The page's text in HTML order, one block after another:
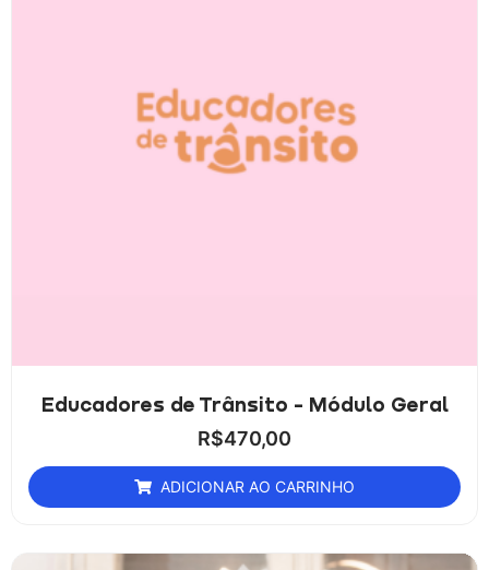
Educadores de Trânsito - Módulo Geral
R$470,00
ADICIONAR AO CARRINHO